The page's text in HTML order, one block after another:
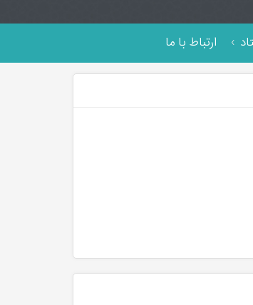
ارتباط با ما